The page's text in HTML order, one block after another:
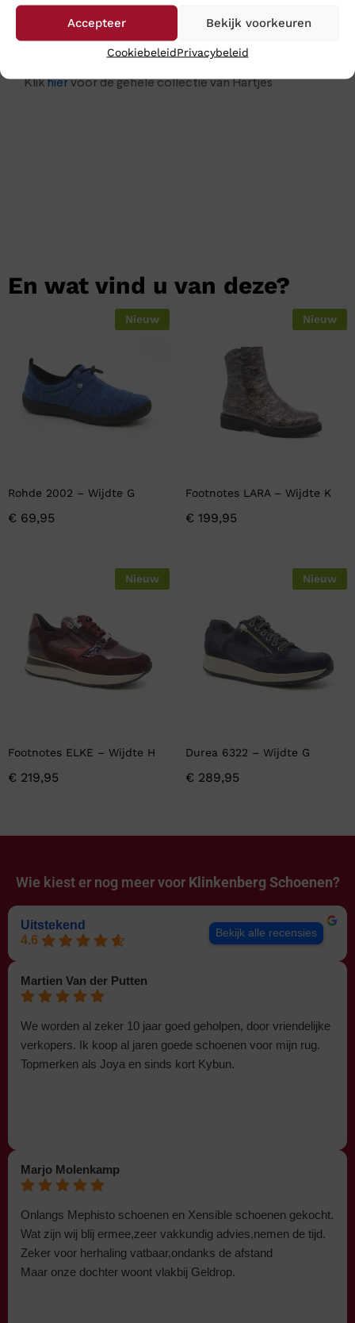
Accepteer Bekijk voorkeuren
CookiebeleidPrivacybeleid
ze op werkdagen nog dezelfde dag en meestal heeft u
uw aankopen binnen 24 uur binnen.
Klikhiervoor de gehele collectie van Hartjes
En wat vind u van deze?
Nieuw
Rohde 2002 – Wijdte G
€ 69,95
Nieuw
Footnotes LARA – Wijdte K
€ 199,95
Nieuw
Footnotes ELKE – Wijdte H
€ 219,95
Nieuw
Durea 6322 – Wijdte G
€ 289,95
Wie kiest er nog meer voor Klinkenberg Schoenen?
Uitstekend
4.6
Bekijk alle recensies
Martien Van der Putten
We worden al zeker 10 jaar goed geholpen, door vriendelijke
verkopers. Ik koop al jaren goede schoenen voor mijn rug.
Topmerken als Joya en sinds kort Kybun.
Marjo Molenkamp
Onlangs Mephisto schoenen en Xensible schoenen gekocht.
Wat zijn wij blij ermee,zeer vakkundig advies,nemen de tijd.
Zeker voor herhaling vatbaar,ondanks de afstand
Maar onze dochter woont vlakbij Geldrop.